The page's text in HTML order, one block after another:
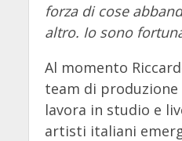
forza di cose
altro. Io sono
Al momento
team di produzione
lavora in studio e
artisti italiani